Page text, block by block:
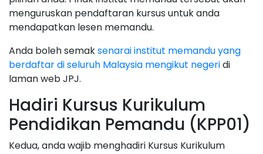
menguruskan pendaftaran kursus untuk anda
mendapatkan lesen memandu.
Anda boleh semaksenarai institut memandu yang
berdaftar di seluruh Malaysia mengikut negeridi
laman web JPJ.
Hadiri Kursus Kurikulum
Pendidikan Pemandu (KPP01)
Kedua, anda wajib menghadiri Kursus Kurikulum